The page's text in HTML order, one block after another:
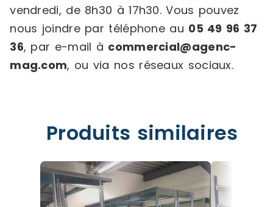
vendredi, de 8h30 à 17h30. Vous pouvez
nous joindre par téléphone au 05 49 96 37
36, par e-mail à commercial@agenc-
mag.com, ou via nos réseaux sociaux.
Produits similaires